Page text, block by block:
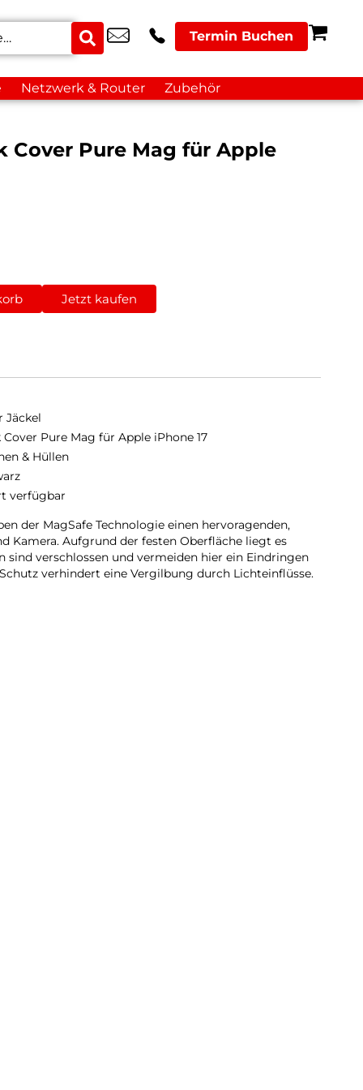
Termin Buchen
Netzwerk & Router Zubehör
Cover Pure Mag für Apple
Jetzt kaufen
Jäckel
Cover Pure Mag für Apple iPhone 17
& Hüllen
verfügbar
der MagSafe Technologie einen hervoragenden,
Kamera. Aufgrund der festen Oberfläche liegt es
sind verschlossen und vermeiden hier ein Eindringen
verhindert eine Vergilbung durch Lichteinflüsse.